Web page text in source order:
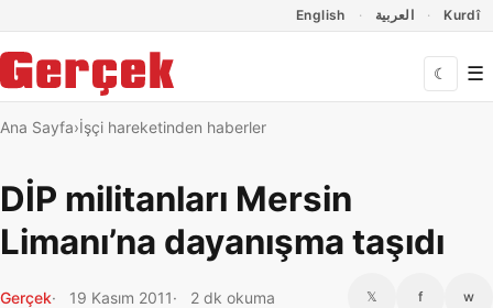
English العربية Kurdî
☾ ☰
Ana Sayfa İşçi hareketinden haberler
DİP militanları Mersin
Limanı’na dayanışma taşıdı
Gerçek 19 Kasım 2011 2 dk okuma 𝕏 f w